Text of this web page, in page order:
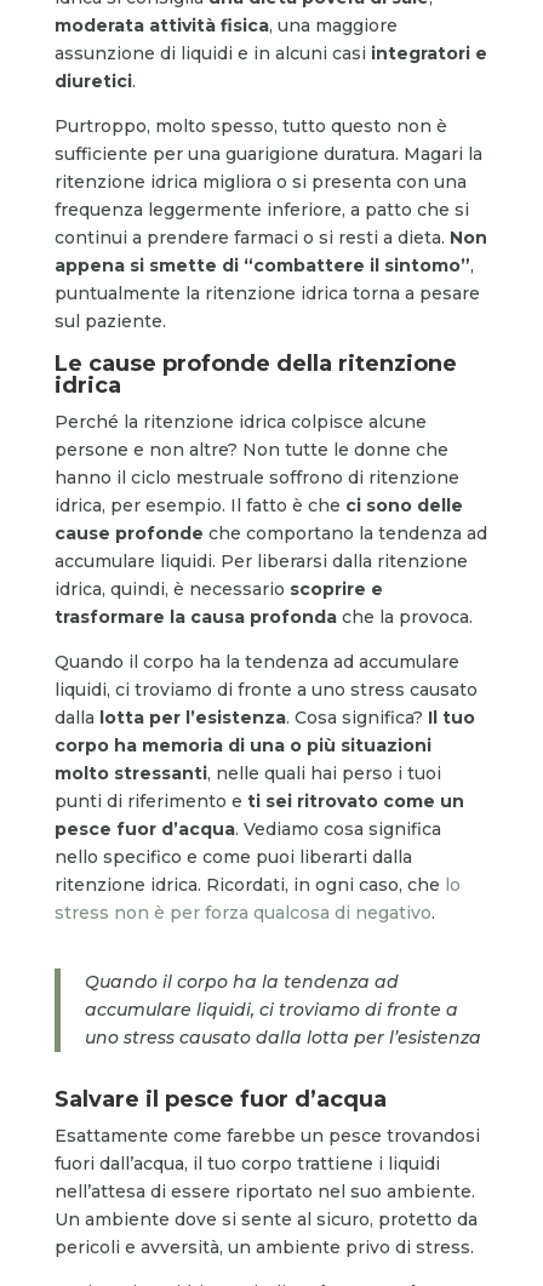
moderata attività fisica, una maggiore
assunzione di liquidi e in alcuni casi integratori e
diuretici.
Purtroppo, molto spesso, tutto questo non è
sufficiente per una guarigione duratura. Magari la
ritenzione idrica migliora o si presenta con una
frequenza leggermente inferiore, a patto che si
continui a prendere farmaci o si resti a dieta. Non
appena si smette di “combattere il sintomo”,
puntualmente la ritenzione idrica torna a pesare
sul paziente.
Le cause profonde della ritenzione
idrica
Perché la ritenzione idrica colpisce alcune
persone e non altre? Non tutte le donne che
hanno il ciclo mestruale soffrono di ritenzione
idrica, per esempio. Il fatto è che ci sono delle
cause profonde che comportano la tendenza ad
accumulare liquidi. Per liberarsi dalla ritenzione
idrica, quindi, è necessario scoprire e
trasformare la causa profondache la provoca.
Quando il corpo ha la tendenza ad accumulare
liquidi, ci troviamo di fronte a uno stress causato
dalla lotta per l’esistenza. Cosa significa? Il tuo
corpo ha memoria di una o più situazioni
molto stressanti, nelle quali hai perso i tuoi
punti di riferimento e ti sei ritrovato come un
pesce fuor d’acqua. Vediamo cosa significa
nello specifico e come puoi liberarti dalla
ritenzione idrica. Ricordati, in ogni caso, che lo
stress non è per forza qualcosa di negativo.
Quando il corpo ha la tendenza ad
accumulare liquidi, ci troviamo di fronte a
uno stress causato dalla lotta per l’esistenza
Salvare il pesce fuor d’acqua
Esattamente come farebbe un pesce trovandosi
fuori dall’acqua, il tuo corpo trattiene i liquidi
nell’attesa di essere riportato nel suo ambiente.
Un ambiente dove si sente al sicuro, protetto da
pericoli e avversità, un ambiente privo di stress.